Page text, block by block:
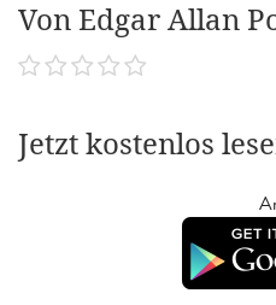
Von Edgar Allan
Jetzt kostenlos